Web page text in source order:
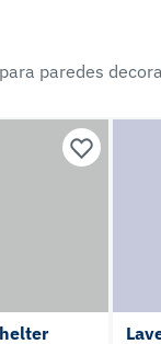
paredes